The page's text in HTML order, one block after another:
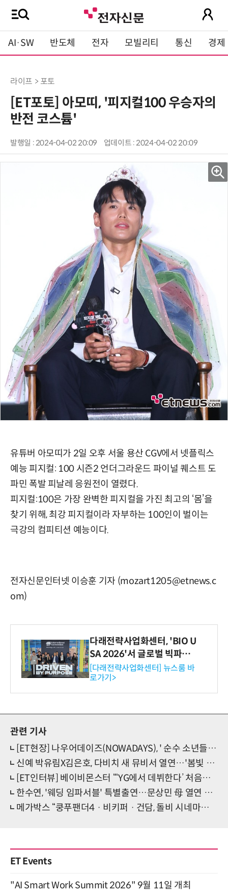
AI·SW 반도체 전자 모빌리티 통신 경제
라이프 > 포토
[ET포토] 아모띠, '피지컬100 우승자의
반전 코스튬'
발행일 : 2024-04-02 20:09 업데이트 : 2024-04-02 20:09
유튜버 아모띠가 2일 오후 서울 용산 CGV에서 넷플릭스
예능 피지컬: 100 시즌2 언더그라운드 파이널 퀘스트 도
파민 폭발 피날레 응원전이 열렸다.
피지컬:100은 가장 완벽한 피지컬을 가진 최고의 ‘몸’을
찾기 위해, 최강 피지컬이라 자부하는 100인이 벌이는
극강의 컴피티션 예능이다.
전자신문인터넷 이승훈 기자 (mozart1205@etnews.c
om)
다래전략사업화센터, 'BIO U
SA 2026'서 글로벌 빅파마
와의 비즈니스 미팅 지원…K
-바이오 해외 진출 교두보 확
보
[다래전략사업화센터] 뉴스룸 바
로가기>
관련 기사
[ET현장] 나우어데이즈(NOWADAYS), ' 순수 소년들의 청량 에너제틱 OoWee'(종합)
신예 박유림X김은호, 다비치 새 뮤비서 열연…'봄빛 커플로맨스' 눈길
[ET인터뷰] 베이비몬스터 “‘YG에서 데뷔한다’ 처음부터 그 생각뿐이었어요!”
한수연, '웨딩 임파서블' 특별출연…문상민 母 열연 주목
메가박스 “쿵푸팬더4 · 비키퍼 · 건담, 돌비 시네마에서 즐기세요”
ET Events
"AI Smart Work Summit 2026" 9월 11일 개최